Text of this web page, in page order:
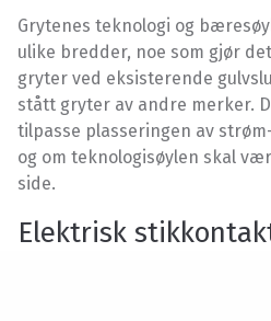
Grytenes teknologi og
ulike bredder, noe som gjør
gryter ved eksisterende
stått gryter av andre merker.
tilpasse plasseringen av
og om teknologisøylen skal
side.
Elektrisk